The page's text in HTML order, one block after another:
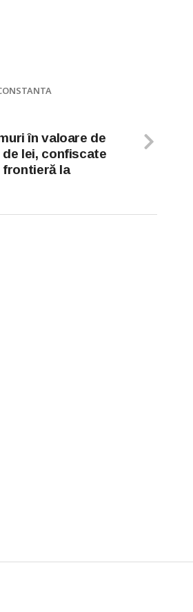
în valoare de
de lei, confiscate
frontieră la